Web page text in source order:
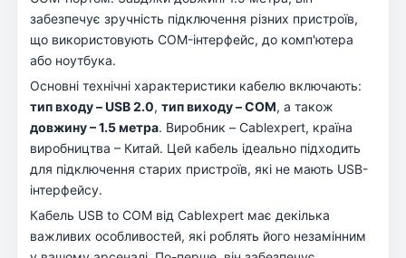
забезпечує зручність підключення різних пристроїв,
що використовують COM-інтерфейс, до комп'ютера
або ноутбука.
Основні технічні характеристики кабелю включають:
тип входу – USB 2.0, тип виходу – COM, а також
довжину – 1.5 метра. Виробник – Cablexpert, країна
виробництва – Китай. Цей кабель ідеально підходить
для підключення старих пристроїв, які не мають USB-
інтерфейсу.
Кабель USB to COM від Cablexpert має декілька
важливих особливостей, які роблять його незамінним